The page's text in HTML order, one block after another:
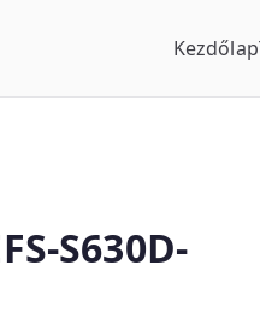
Kezdőlap
S630D-